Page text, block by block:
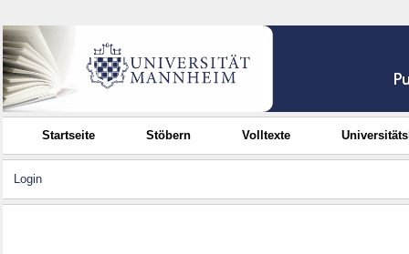
Startseite Stöbern Volltexte
Login